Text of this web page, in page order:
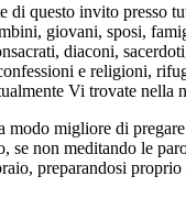
di questo invito presso
giovani, sposi,
diaconi,
e religioni,
Vi trovate nella
modo migliore di
se non meditando le
preparandosi proprio